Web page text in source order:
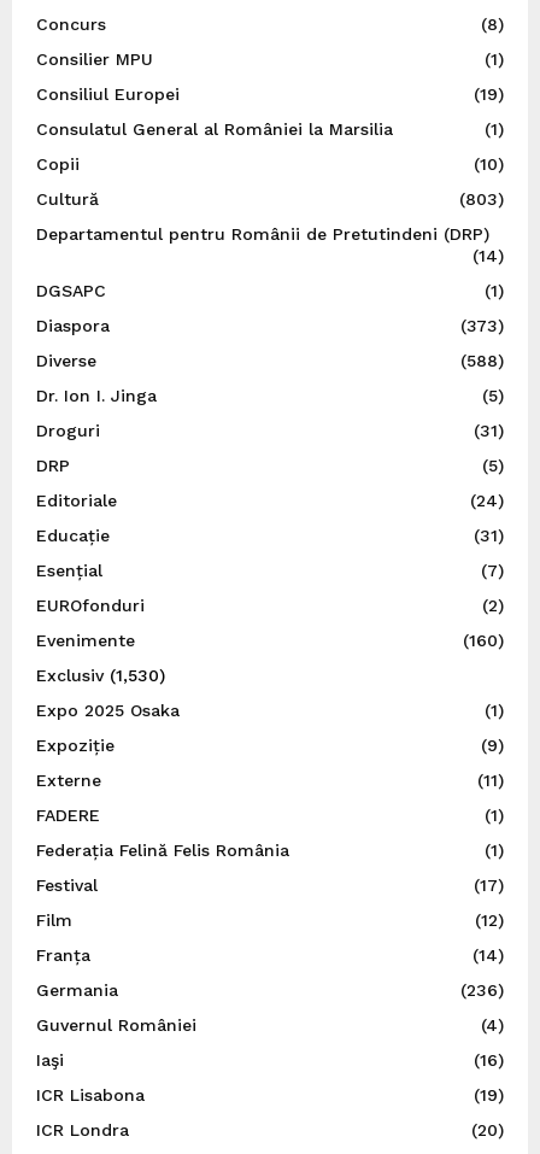
Concurs
(8)
Consilier MPU
(1)
Consiliul Europei
(19)
Consulatul General al României la Marsilia
(1)
Copii
(10)
Cultură
(803)
Departamentul pentru Românii de Pretutindeni (DRP)
(14)
DGSAPC
(1)
Diaspora
(373)
Diverse
(588)
Dr. Ion I. Jinga
(5)
Droguri
(31)
DRP
(5)
Editoriale
(24)
Educație
(31)
Esențial
(7)
EUROfonduri
(2)
Evenimente
(160)
Exclusiv(1,530)
Expo 2025 Osaka
(1)
Expoziție
(9)
Externe
(11)
FADERE
(1)
Federația Felină Felis România
(1)
Festival
(17)
Film
(12)
Franța
(14)
Germania
(236)
Guvernul României
(4)
Iaşi
(16)
ICR Lisabona
(19)
ICR Londra
(20)